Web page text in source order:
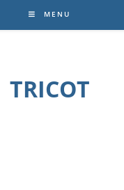
MENU
TRICOT